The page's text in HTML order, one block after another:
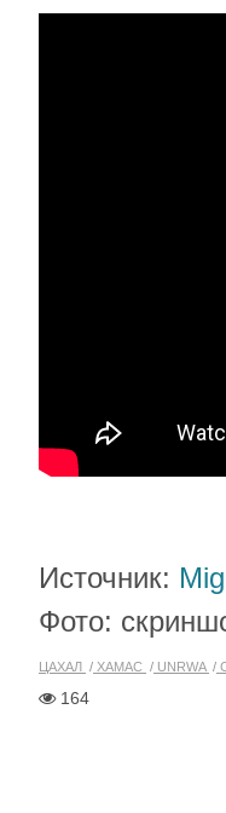
Источник:
Фото:
ЦАХАЛ ХАМАС UNRWA
164